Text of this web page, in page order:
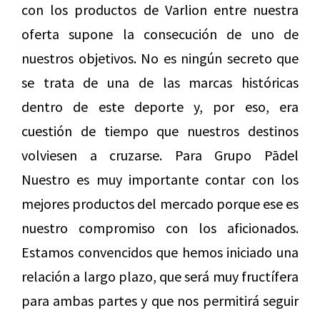
con los productos de Varlion entre nuestra
oferta supone la consecución de uno de
nuestros objetivos. No es ningún secreto que
se trata de una de las marcas históricas
dentro de este deporte y, por eso, era
cuestión de tiempo que nuestros destinos
volviesen a cruzarse. Para Grupo Pādel
Nuestro es muy importante contar con los
mejores productos del mercado porque ese es
nuestro compromiso con los aficionados.
Estamos convencidos que hemos iniciado una
relación a largo plazo, que será muy fructífera
para ambas partes y que nos permitirá seguir